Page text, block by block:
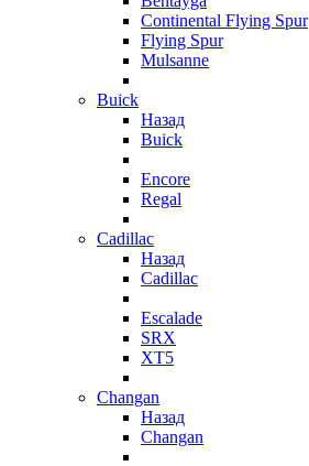
Continental Flying Spur
Flying Spur
Mulsanne
Buick
Назад
Buick
Encore
Regal
Cadillac
Назад
Cadillac
Escalade
SRX
XT5
Changan
Назад
Changan